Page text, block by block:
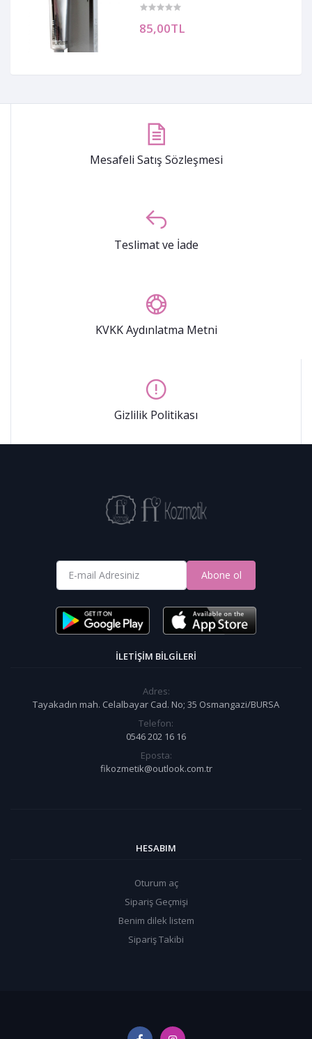
85,00TL
Mesafeli Satış Sözleşmesi
Teslimat ve İade
KVKK Aydınlatma Metni
Gizlilik Politikası
Abone ol
İLETIŞIM BILGILERI
Adres:
Tayakadın mah. Celalbayar Cad. No; 35 Osmangazi/BURSA
Telefon:
0546 202 16 16
Eposta:
fikozmetik@outlook.com.tr
HESABIM
Oturum aç
Sipariş Geçmişi
Benim dilek listem
Sipariş Takibi